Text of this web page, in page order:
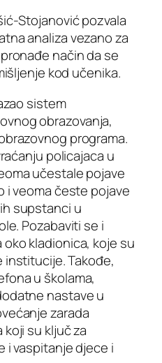
Stojanović pozvala
analiza vezano za
način da se
kod učenika.
sistem
obrazovanja,
programa.
policajaca u
učestale pojave
i veoma česte pojave
supstanci u
Pozabaviti se i
kladionica, koje su
institucije. Takođe,
u školama,
nastave u
zarada
su ključ za
i vaspitanje djece i